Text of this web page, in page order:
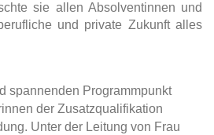
sie allen Absolventinnen und
und private Zukunft alles
spannenden Programmpunkt
der Zusatzqualifikation
Unter der Leitung von Frau